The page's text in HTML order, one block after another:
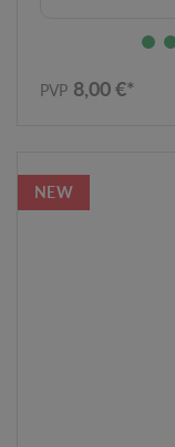
PVP 8,00 €*
NEW